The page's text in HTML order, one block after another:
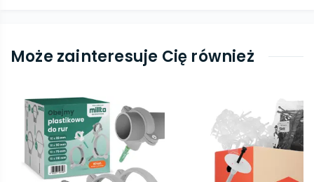
Może zainteresuje Cię również